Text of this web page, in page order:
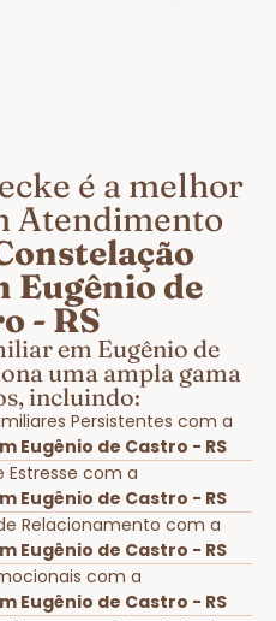
é a melhor
Atendimento
Eugênio de
- RS
em Eugênio de
uma ampla gama
incluindo:
Persistentes com a
Eugênio de Castro - RS
Estresse com a
Eugênio de Castro - RS
Relacionamento com a
Eugênio de Castro - RS
com a
Eugênio de Castro - RS